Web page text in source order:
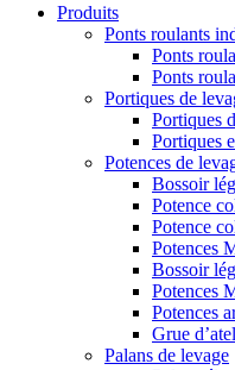
Produits
Ponts roulants
Ponts
Ponts
Portiques de
Portiques
Portiques
Potences de
Bossoir
Potence
Potence
Potences
Bossoir
Potences
Potences
Grue
Palans de levage